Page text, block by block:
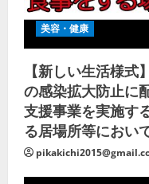
美容・健康
【新しい生活様
の感染拡大防止に
支援事業を実施す
る居場所等におい